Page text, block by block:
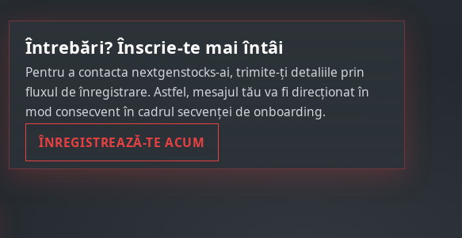
Întrebări? Înscrie-te mai întâi
Pentru a contacta nextgenstocks-ai, trimite-ți detaliile prin
fluxul de înregistrare. Astfel, mesajul tău va fi direcționat în
mod consecvent în cadrul secvenței de onboarding.
ÎNREGISTREAZĂ-TE ACUM